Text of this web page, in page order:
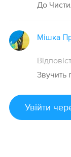
До
Мішка
Звучить
Увійти